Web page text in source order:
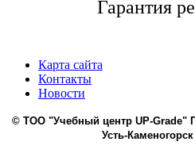
Гарантия
Карта сайта
Контакты
Новости
© ТОО "Учебный центр UP-Grade"
Усть-Каменогорск